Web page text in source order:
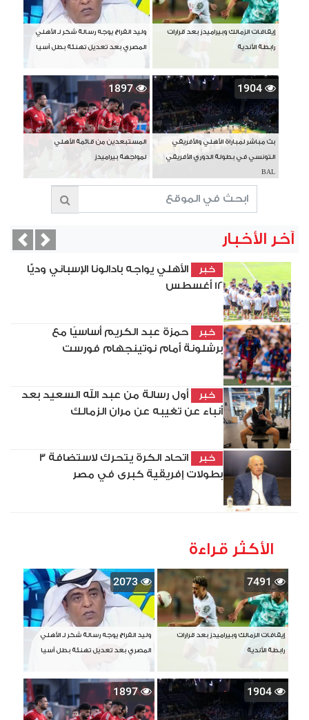
إيقافات الزمالك وبيراميدز بعد قرارات
رابطة الأندية
وليد الفراج يوجه رسالة شكر لـ الأهلي
المصري بعد تعديل تهنئة بطل آسيا
1904
بث مباشر لمباراة الأهلي والأفريقي
التونسي في بطولة الدوري الأفريقي
BAL
1897
المستبعدين من قائمة الأهلي
لمواجهة بيراميدز
آخر الأخبار
خبر
الأهلي يواجه بادالونا الإسباني وديًّا
12 أغسطس
خبر
حمزة عبد الكريم أساسيًا مع
برشلونة أمام نوتينجهام فورست
خبر
أول رسالة من عبد الله السعيد بعد
أنباء عن تغيبه عن مران الزمالك
خبر
اتحاد الكرة يتحرك لاستضافة 3
بطولات إفريقية كبرى في مصر
Next
الأكثر قراءة
7491
إيقافات الزمالك وبيراميدز بعد قرارات
رابطة الأندية
2073
وليد الفراج يوجه رسالة شكر لـ الأهلي
المصري بعد تعديل تهنئة بطل آسيا
1904
1897